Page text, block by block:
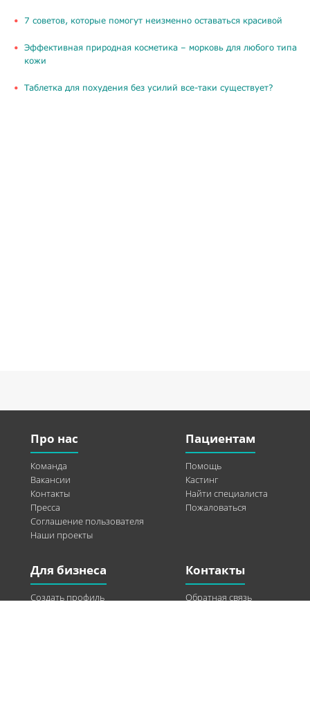
​7 советов, которые помогут неизменно оставаться красивой
​Эффективная природная косметика – морковь для любого типа
кожи
Таблетка для похудения без усилий все-таки существует?
Про нас
Команда
Вакансии
Контакты
Пресса
Соглашение пользователя
Наши проекты
Пациентам
Помощь
Кастинг
Найти специалиста
Пожаловаться
Для бизнеса
Создать профиль
Контакты
Обратная связь